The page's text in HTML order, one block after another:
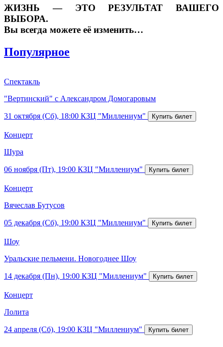
ЖИЗНЬ — ЭТО РЕЗУЛЬТАТ ВАШЕГО
ВЫБОРА.
Вы всегда можете её изменить…
Популярное
Спектакль
"Вертинский" с Александром Домогаровым
31 октября (Сб), 18:00 КЗЦ "Миллениум"
Концерт
Шура
06 ноября (Пт), 19:00 КЗЦ "Миллениум"
Концерт
Вячеслав Бутусов
05 декабря (Сб), 19:00 КЗЦ "Миллениум"
Шоу
Уральские пельмени. Новогоднее Шоу
14 декабря (Пн), 19:00 КЗЦ "Миллениум"
Концерт
Лолита
24 апреля (Сб), 19:00 КЗЦ "Миллениум"